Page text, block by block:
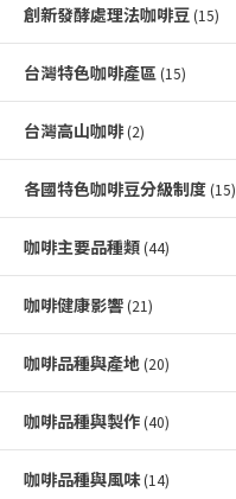
創新發酵處理法咖啡豆 (15)
台灣特色咖啡產區 (15)
台灣高山咖啡(2)
各國特色咖啡豆分級制度 (15)
咖啡主要品種類 (44)
咖啡健康影響 (21)
咖啡品種與產地 (20)
咖啡品種與製作 (40)
咖啡品種與風味(14)